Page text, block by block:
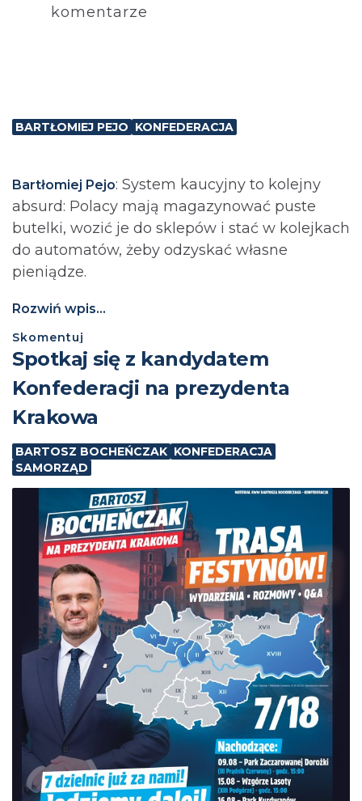
komentarze
BARTŁOMIEJ PEJO KONFEDERACJA
Bartłomiej Pejo: System kaucyjny to kolejny
absurd: Polacy mają magazynować puste
butelki, wozić je do sklepów i stać w kolejkach
do automatów, żeby odzyskać własne
pieniądze.
Rozwiń wpis...
Skomentuj
Spotkaj się z kandydatem
Konfederacji na prezydenta
Krakowa
BARTOSZ BOCHEŃCZAK KONFEDERACJA
SAMORZĄD